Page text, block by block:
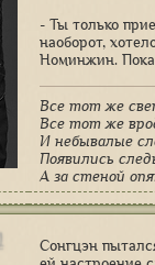
- Ты только
наоборот,
Номинжин.
Все тот же
Все тот же
И небывалые
Появились
А за стеной
Сонгцэн